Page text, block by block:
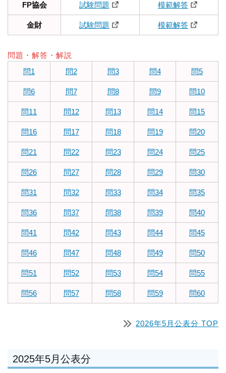
FP協会
試験問題 模範解答
金財 試験問題 模範解答
問題・解答・解説
問1
問2 問3 問4 問5
問6 問7 問8 問9 問10
問11 問12 問13 問14 問15
問16 問17 問18 問19 問20
問21 問22 問23 問24 問25
問26 問27 問28 問29 問30
問31 問32 問33 問34 問35
問36 問37 問38 問39 問40
問41 問42 問43 問44 問45
問46 問47 問48 問49 問50
問51 問52 問53 問54 問55
問56 問57 問58 問59 問60
2026年5月公表分 TOP
2025年5月公表分